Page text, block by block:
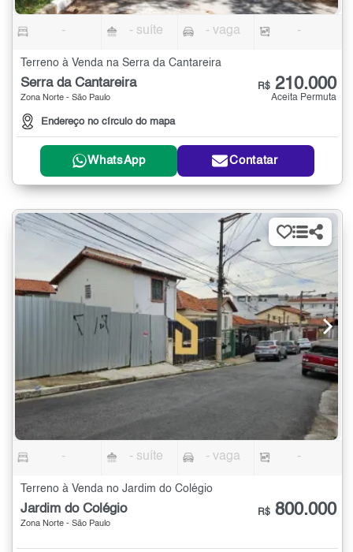
- - suíte - vaga -
Terreno à Venda na Serra da Cantareira
Serra da Cantareira
Zona Norte - São Paulo
Endereço no círculo do mapa
R$ 210.000
Aceita Permuta
WhatsApp Contatar
- - suíte - vaga -
Terreno à Venda no Jardim do Colégio
Jardim do Colégio
Zona Norte - São Paulo
R$ 800.000